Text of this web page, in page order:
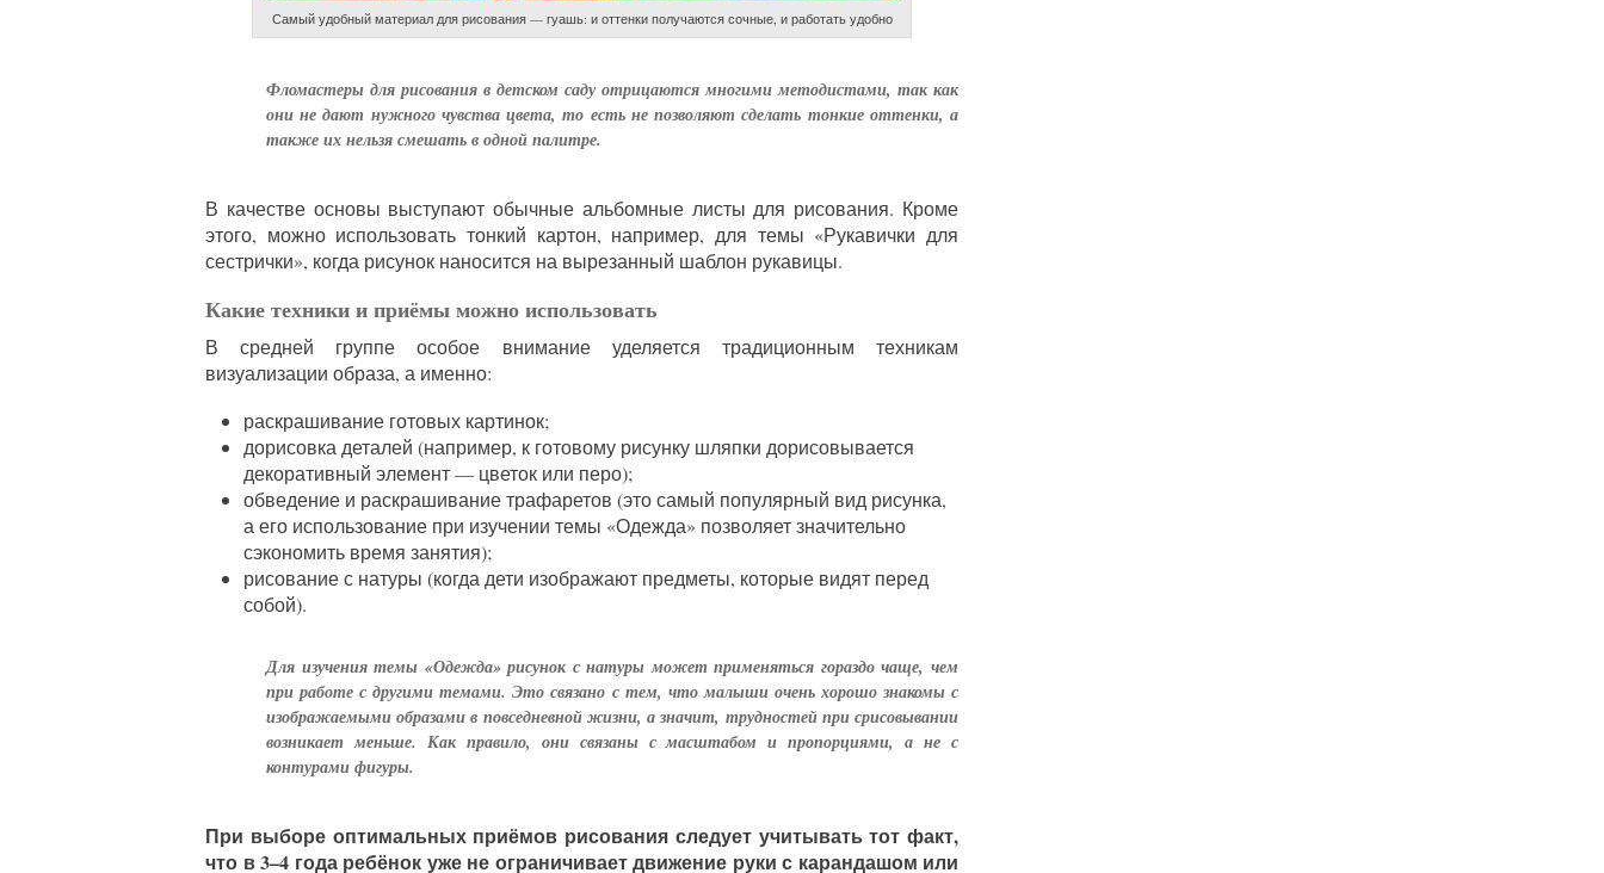
Самый удобный материал для рисования — гуашь: и оттенки получаются сочные, и работать удобно
Фломастеры для рисования в детском саду отрицаются многими методистами, так как
они не дают нужного чувства цвета, то есть не позволяют сделать тонкие оттенки, а
также их нельзя смешать в одной палитре.
В качестве основы выступают обычные альбомные листы для рисования. Кроме
этого, можно использовать тонкий картон, например, для темы «Рукавички для
сестрички», когда рисунок наносится на вырезанный шаблон рукавицы.
Какие техники и приёмы можно использовать
В средней группе особое внимание уделяется традиционным техникам
визуализации образа, а именно:
раскрашивание готовых картинок;
дорисовка деталей (например, к готовому рисунку шляпки дорисовывается
декоративный элемент — цветок или перо);
обведение и раскрашивание трафаретов (это самый популярный вид рисунка,
а его использование при изучении темы «Одежда» позволяет значительно
сэкономить время занятия);
рисование с натуры (когда дети изображают предметы, которые видят перед
собой).
Для изучения темы «Одежда» рисунок с натуры может применяться гораздо чаще, чем
при работе с другими темами. Это связано с тем, что малыши очень хорошо знакомы с
изображаемыми образами в повседневной жизни, а значит, трудностей при срисовывании
возникает меньше. Как правило, они связаны с масштабом и пропорциями, а не с
контурами фигуры.
При выборе оптимальных приёмов рисования следует учитывать тот факт,
что в 3–4 года ребёнок уже не ограничивает движение руки с карандашом или